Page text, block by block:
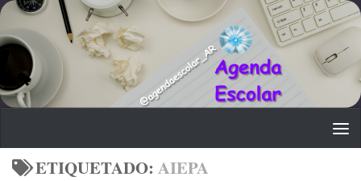
Saltar al contenido
ETIQUETADO: AIEPA